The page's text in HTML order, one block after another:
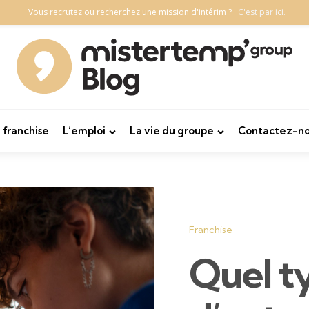
franchise L’emploi La vie du groupe Contactez-
Categories
Franchise
Quel
Vous recrutez ou recherchez une mission d'intérim ? C'est par ici.